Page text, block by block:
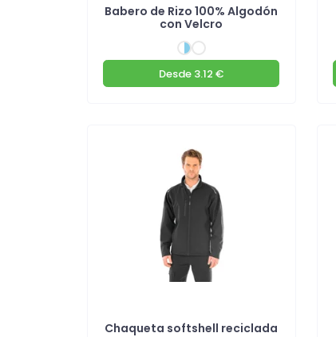
Babero de Rizo 100% Algodón
con Velcro
Desde 3.12 €
Chaqueta softshell reciclada